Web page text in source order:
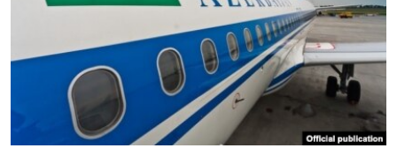
VIDEO
FOTOQALEREYA
İNFOQRAFIKA
KARIKATURA
RADIO ARXIV
AZƏRBAYCAN ƏDƏBIYYATI KITABXANASI
İSLAM VƏ DEMOKRATIYA
İZ - MƏDƏNIYYƏT PROQRAMI
HAQQIMIZDA
MISSIYAMIZ
PEŞƏ ETIKASI VƏ JURNALISTIKA STANDARTLARIMIZ
MATERIALLARIMIZDAN ISTIFADƏ